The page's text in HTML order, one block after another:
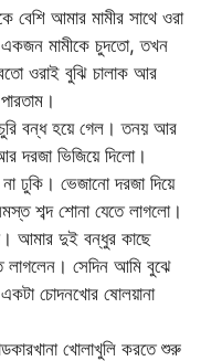
আমার মামীর সাথে ওরা
মামীকে চুদতো, তখন
ওরাই বুঝি চালাক আর
বন্ধ হয়ে গেল। তনয় আর
দরজা ভিজিয়ে দিলো।
ঢুকি। ভেজানো দরজা দিয়ে
শব্দ শোনা যেতে লাগলো।
আমার দুই বন্ধুর কাছে
লাগলেন। সেদিন আমি বুঝে
চোদনখোর ষোলয়ানা
খোলাখুলি করতে শুরু